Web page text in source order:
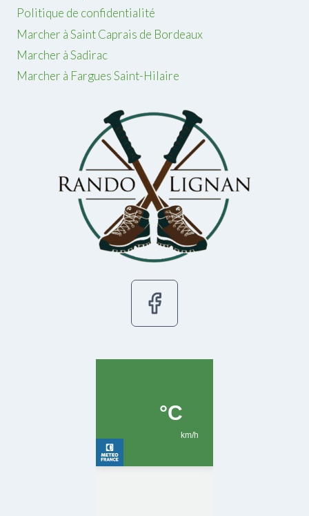
Politique de confidentialité
Marcher à Saint Caprais de Bordeaux
Marcher à Sadirac
Marcher à Fargues Saint-Hilaire